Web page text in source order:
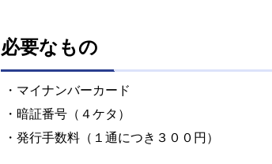
必要なもの
・マイナンバーカード
・暗証番号（４ケタ）
・発行手数料（１通につき３００円）